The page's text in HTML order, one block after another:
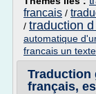
francais /
/ traduction
automatique
francais un texte
Traduction
français,